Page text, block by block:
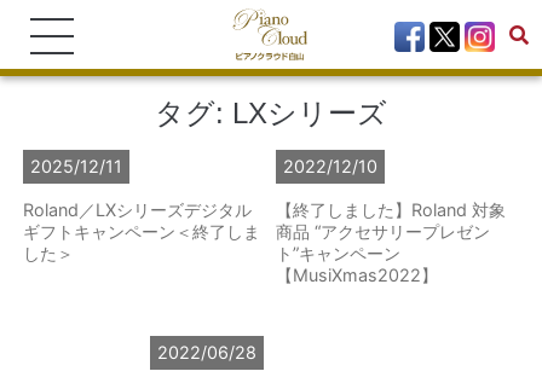
タグ: LXシリーズ
2025/12/11
Roland／LXシリーズデジタル
ギフトキャンペーン＜終了しま
した＞
2022/12/10
【終了しました】Roland 対象
商品 “アクセサリープレゼン
ト”キャンペーン
【MusiXmas2022】
2022/06/28